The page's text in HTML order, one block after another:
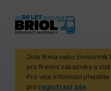
Jste firma nebo
pro firemní zákazníky a
Pro více informací přejděte
pro registraci zde.